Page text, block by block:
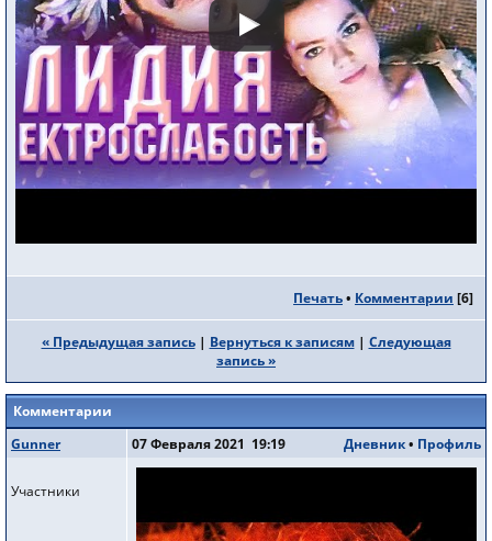
Печать• Комментарии [6]
« Предыдущая запись| Вернуться к записям| Следующая
запись »
Комментарии
Gunner
Участники
Дневник• Профиль
07 Февраля 2021 19:19